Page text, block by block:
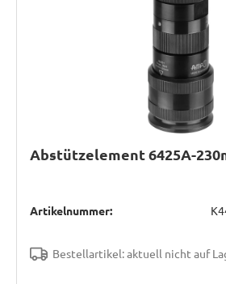
Abstützelement 6425A-
Artikelnummer:
Bestellartikel: aktuell nicht auf